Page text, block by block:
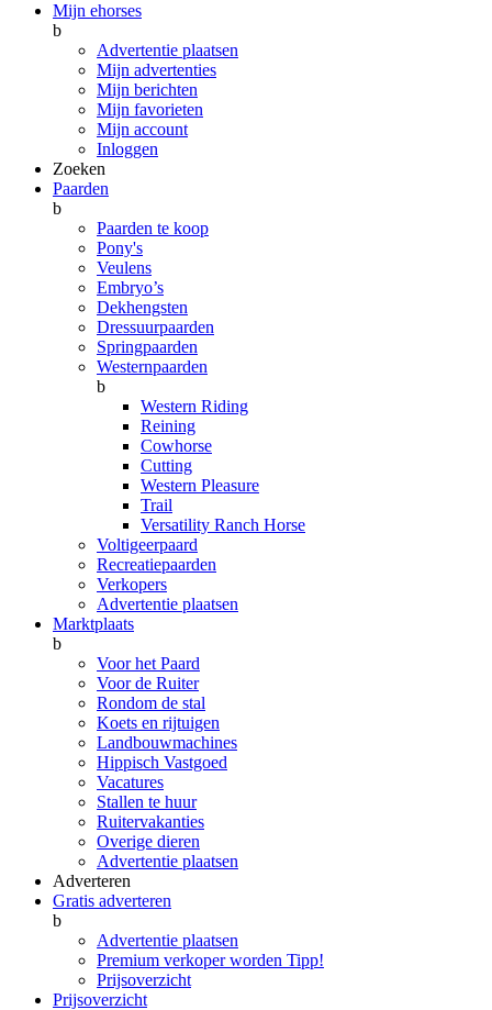
Mijn ehorses
b
Advertentie plaatsen
Mijn advertenties
Mijn berichten
Mijn favorieten
Mijn account
Inloggen
Zoeken
Paarden
b
Paarden te koop
Pony's
Veulens
Embryo’s
Dekhengsten
Dressuurpaarden
Springpaarden
Westernpaarden
b
Western Riding
Reining
Cowhorse
Cutting
Western Pleasure
Trail
Versatility Ranch Horse
Voltigeerpaard
Recreatiepaarden
Verkopers
Advertentie plaatsen
Marktplaats
b
Voor het Paard
Voor de Ruiter
Rondom de stal
Koets en rijtuigen
Landbouwmachines
Hippisch Vastgoed
Vacatures
Stallen te huur
Ruitervakanties
Overige dieren
Advertentie plaatsen
Adverteren
Gratis adverteren
b
Advertentie plaatsen
Premium verkoper worden Tipp!
Prijsoverzicht
Prijsoverzicht